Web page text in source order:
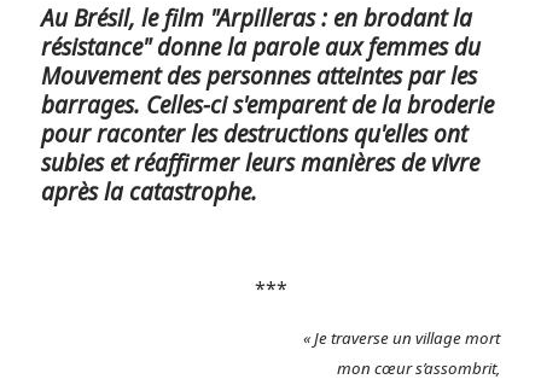
Au Brésil, le film "Arpilleras : en brodant la
résistance" donne la parole aux femmes du
Mouvement des personnes atteintes par les
barrages. Celles-ci s'emparent de la broderie
pour raconter les destructions qu'elles ont
subies et réaffirmer leurs manières de vivre
après la catastrophe.
***
« Je traverse un village mort
mon cœur s’assombrit,